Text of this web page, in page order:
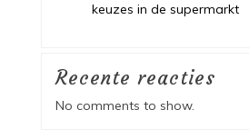
keuzes in de supermarkt
Recente reacties
No comments to show.